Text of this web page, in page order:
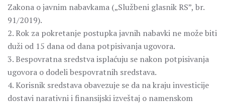
Zakona o javnim nabavkama („Službeni glasnik RS”, br.
91/2019).
2. Rok za pokretanje postupka javnih nabavki ne može biti
duži od 15 dana od dana potpisivanja ugovora.
3. Bespovratna sredstva isplaćuju se nakon potpisivanja
ugovora o dodeli bespovratnih sredstava.
4. Korisnik sredstava obavezuje se da na kraju investicije
dostavi narativni i finansijski izveštaj o namenskom